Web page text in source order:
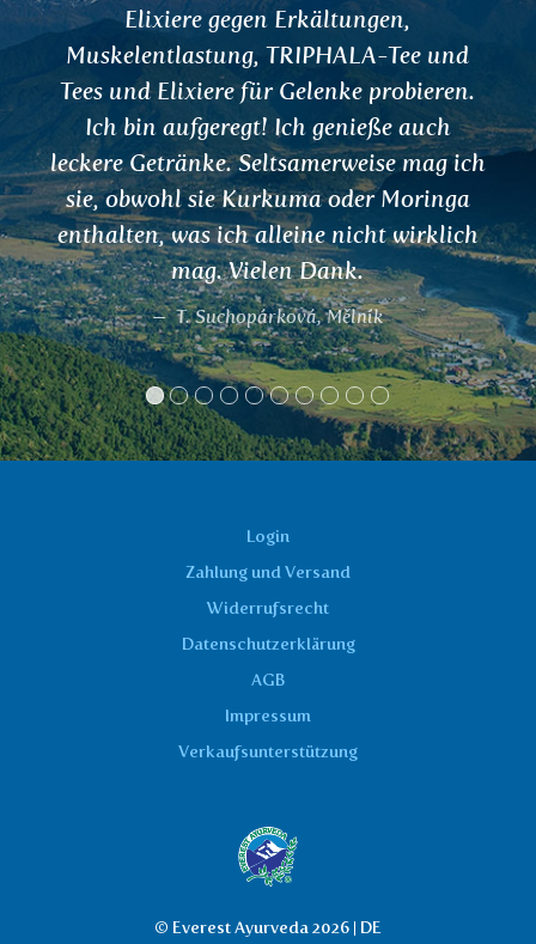
ich
habe…
Standa
Login
Zahlung und Versand
Widerrufsrecht
Datenschutzerklärung
AGB
Impressum
Verkaufsunterstützung
© Everest Ayurveda 2026 | DE